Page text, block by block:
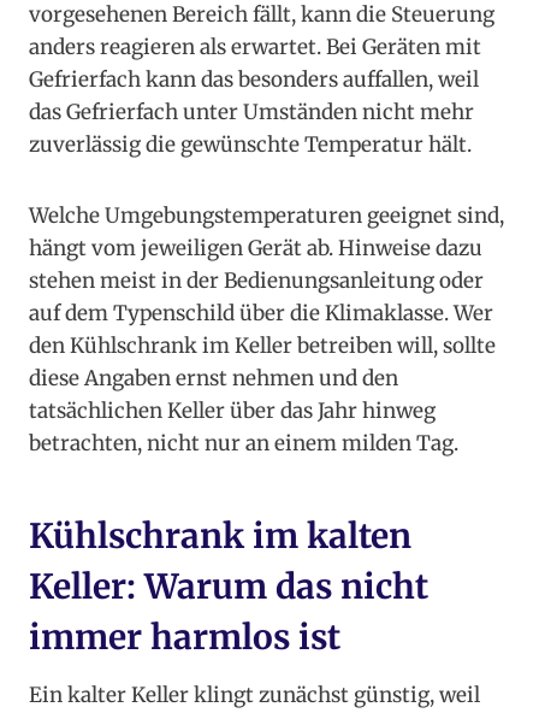
vorgesehenen Bereich fällt, kann die Steuerung
anders reagieren als erwartet. Bei Geräten mit
Gefrierfach kann das besonders auffallen, weil
das Gefrierfach unter Umständen nicht mehr
zuverlässig die gewünschte Temperatur hält.
Welche Umgebungstemperaturen geeignet sind,
hängt vom jeweiligen Gerät ab. Hinweise dazu
stehen meist in der Bedienungsanleitung oder
auf dem Typenschild über die Klimaklasse. Wer
den Kühlschrank im Keller betreiben will, sollte
diese Angaben ernst nehmen und den
tatsächlichen Keller über das Jahr hinweg
betrachten, nicht nur an einem milden Tag.
Kühlschrank im kalten
Keller: Warum das nicht
immer harmlos ist
Ein kalter Keller klingt zunächst günstig, weil